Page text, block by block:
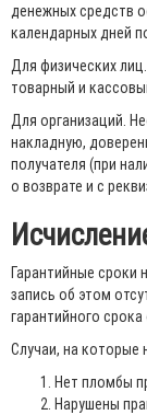
денежных средств
календарных дней
Для физических
товарный и
Для организаций.
накладную,
получателя (при
о возврате и с
Гарантийные сроки
запись об этом
гарантийного
Случаи, на которые
Нет пломбы
Нарушены